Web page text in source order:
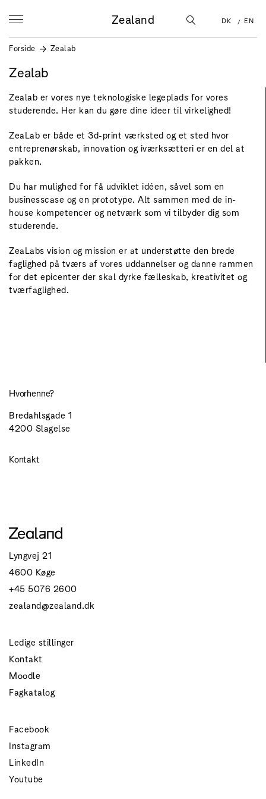
Zealand DK EN
Forside Zealab
Zealab
Zealab er vores nye teknologiske legeplads for vores
studerende. Her kan du gøre dine ideer til virkelighed!
ZeaLab er både et 3d-print værksted og et sted hvor
entreprenørskab, innovation og iværksætteri er en del at
pakken.
Du har mulighed for få udviklet idéen, såvel som en
businesscase og en prototype. Alt sammen med de in-
house kompetencer og netværk som vi tilbyder dig som
studerende.
ZeaLabs vision og mission er at understøtte den brede
faglighed på tværs af vores uddannelser og danne rammen
for det epicenter der skal dyrke fælleskab, kreativitet og
tværfaglighed.
Hvorhenne?
Bredahlsgade 1
4200 Slagelse
Kontakt
Lyngvej 21
4600 Køge
+45 5076 2600
zealand@zealand.dk
Ledige stillinger
Kontakt
Moodle
Fagkatalog
Facebook
Instagram
LinkedIn
Youtube